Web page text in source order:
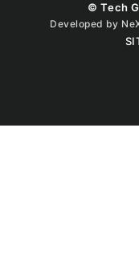
© Tech
Developed by